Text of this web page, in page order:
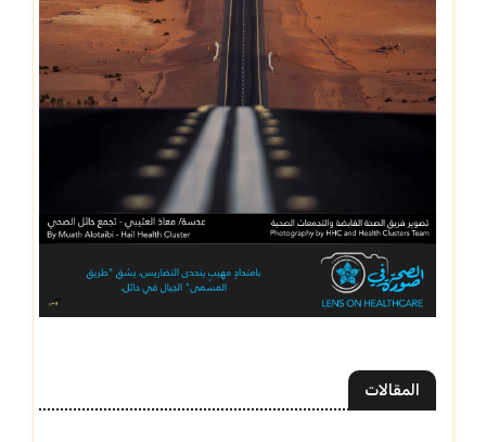
المقالات